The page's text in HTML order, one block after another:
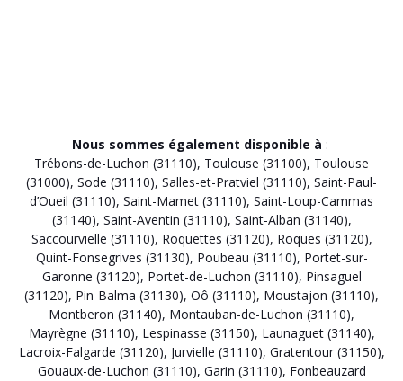
Nous sommes également disponible à :
Trébons-de-Luchon (31110), Toulouse (31100), Toulouse
(31000), Sode (31110), Salles-et-Pratviel (31110), Saint-Paul-
d’Oueil (31110), Saint-Mamet (31110), Saint-Loup-Cammas
(31140), Saint-Aventin (31110), Saint-Alban (31140),
Saccourvielle (31110), Roquettes (31120), Roques (31120),
Quint-Fonsegrives (31130), Poubeau (31110), Portet-sur-
Garonne (31120), Portet-de-Luchon (31110), Pinsaguel
(31120), Pin-Balma (31130), Oô (31110), Moustajon (31110),
Montberon (31140), Montauban-de-Luchon (31110),
Mayrègne (31110), Lespinasse (31150), Launaguet (31140),
Lacroix-Falgarde (31120), Jurvielle (31110), Gratentour (31150),
Gouaux-de-Luchon (31110), Garin (31110), Fonbeauzard